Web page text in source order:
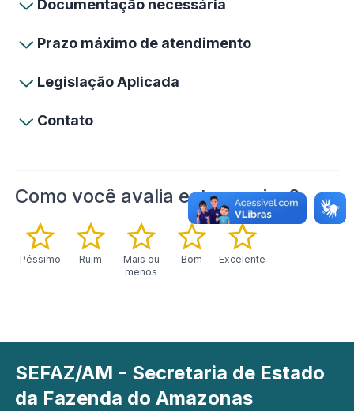
Documentação necessária
Prazo máximo de atendimento
Legislação Aplicada
Contato
Como você avalia este serviço?
Péssimo Ruim
Mais ou
menos
Bom Excelente
SEFAZ/AM - Secretaria de Estado
da Fazenda do Amazonas